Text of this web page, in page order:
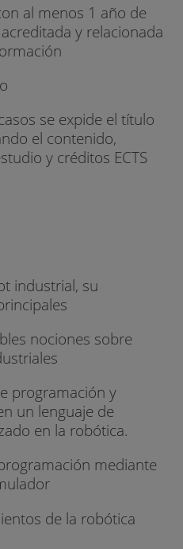
al menos 1 año de
y relacionada
se expide el título
el contenido,
y créditos ECTS
industrial, su
nociones sobre
programación y
un lenguaje de
en la robótica.
mediante
de la robótica